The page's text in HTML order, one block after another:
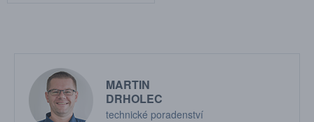
MARTIN
DRHOLEC
technické poradenství